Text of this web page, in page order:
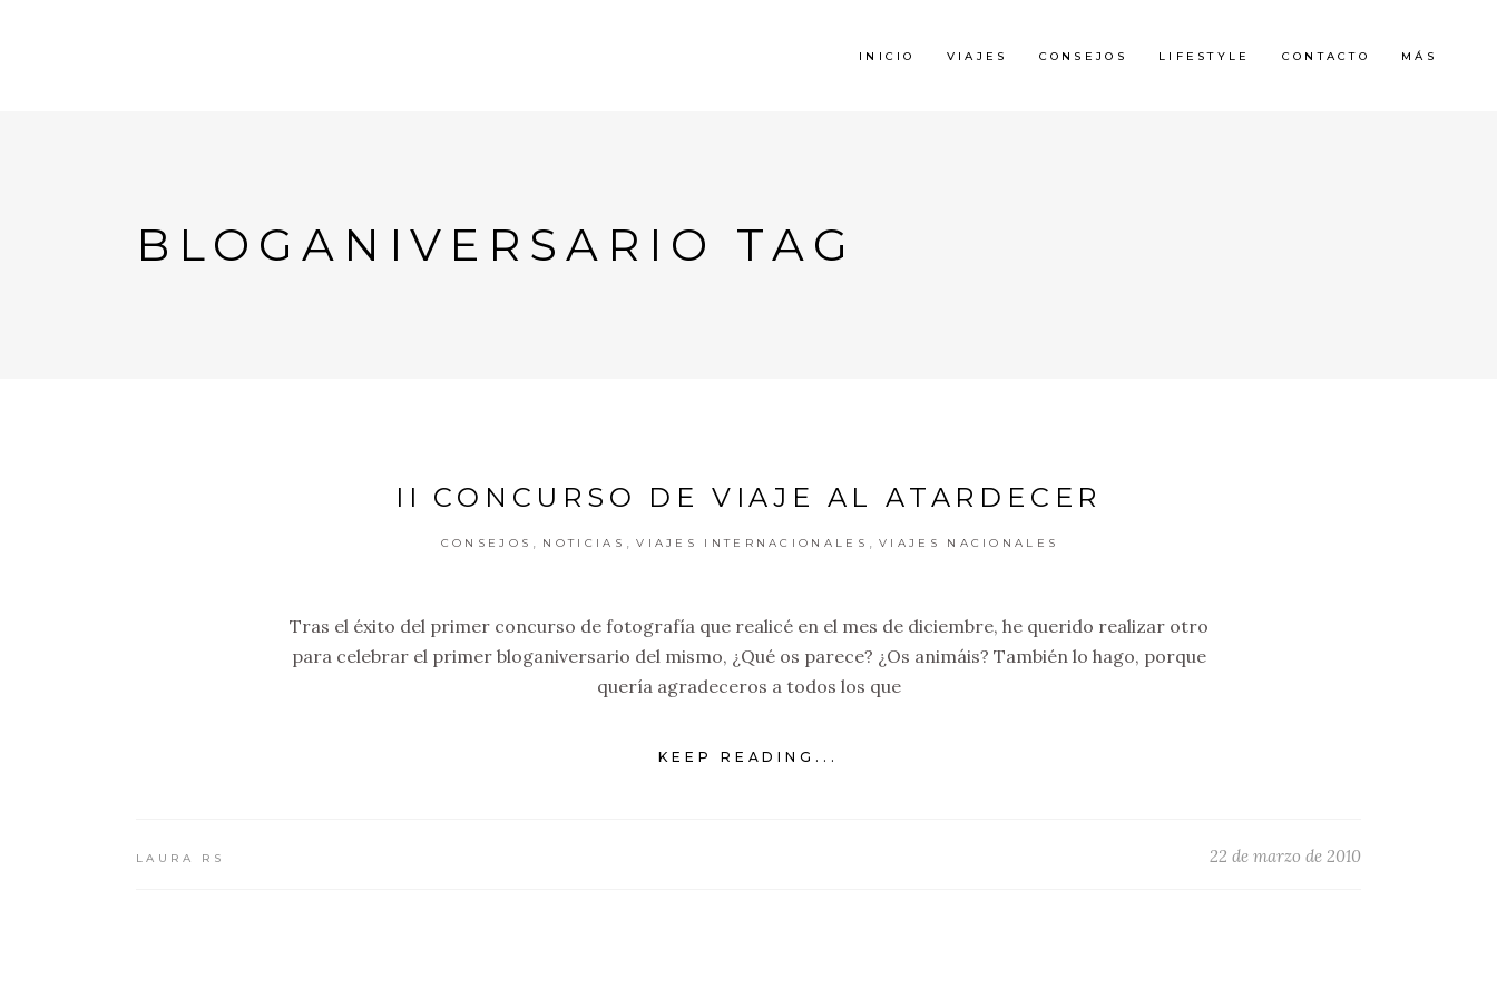
INICIO VIAJES CONSEJOS LIFESTYLE CONTACTO MÁS
BLOGANIVERSARIO TAG
II CONCURSO DE VIAJE AL ATARDECER
CONSEJOS NOTICIAS VIAJES INTERNACIONALES VIAJES NACIONALES
Tras el éxito del primer concurso de fotografía que realicé en el mes de diciembre, he querido realizar otro
para celebrar el primer bloganiversario del mismo, ¿Qué os parece? ¿Os animáis? También lo hago, porque
quería agradeceros a todos los que
KEEP READING...
LAURA RS 22 de marzo de 2010